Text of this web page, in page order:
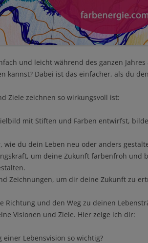
und leicht während des ganzen
kannst? Dabei ist das einfacher, als du
Ziele zeichnen so wirkungsvoll ist:
mit Stiften und Farben entwirfst,
wie du dein Leben neu oder anders
um deine Zukunft farbenfroh und
Zeichnungen, um dir deine Zukunft zu
Richtung und den Weg zu deinen
Visionen und Ziele. Hier zeige ich dir:
Lebensvision so wichtig?